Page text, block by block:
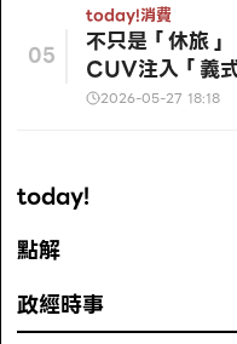
05
today!消費
不只是「休旅
CUV注入「義
2026-05-27 18:18
today!
點解
政經時事